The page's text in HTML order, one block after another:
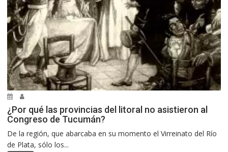
¿Por qué las provincias del litoral no asistieron al
Congreso de Tucumán?
De la región, que abarcaba en su momento el Virreinato del Río
de Plata, sólo los...